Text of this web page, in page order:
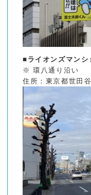
■ライオンズマンシ
※ 環八通り沿い
住所：東京都世田